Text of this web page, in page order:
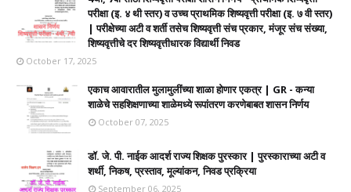
परीक्षा (इ. ४ थी स्तर) व उच्च प्राथमिक शिष्यवृत्ती परीक्षा (इ. ७ वी स्तर)
| परीक्षेच्या अटी व शर्ती तसेच शिष्यवृत्ती संच प्रकार, मंजूर संच संख्या,
शिष्यवृत्तीचे दर शिष्यवृत्तीधारक विद्यार्थी निवड
October 17, 2025
एकाच आवारातील मुलामुलींच्या शाळा होणार एकत्र | GR - कन्या
शाळेचे सहशिक्षणाच्या शाळेमध्ये रूपांतरण करणेबाबत शासन निर्णय
October 07, 2025
डॉ. जे. पी. नाईक आदर्श राज्य शिक्षक पुरस्कार | पुरस्काराच्या अटी व
शर्थी, निकष, प्रस्ताव, मूल्यांकन, निवड प्रक्रिया
September 06, 2025